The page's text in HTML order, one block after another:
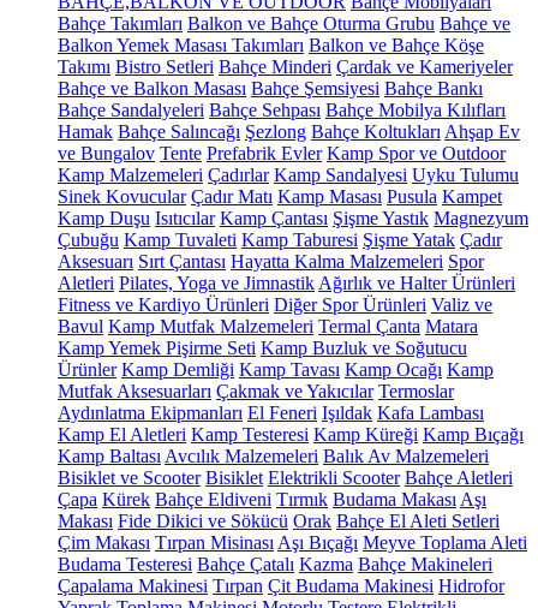
Bahçe Takımları Balkon ve Bahçe Oturma Grubu Bahçe ve
Balkon Yemek Masası Takımları Balkon ve Bahçe Köşe
Takımı Bistro Setleri Bahçe Minderi Çardak ve Kameriyeler
Bahçe ve Balkon Masası Bahçe Şemsiyesi Bahçe Bankı
Bahçe Sandalyeleri Bahçe Sehpası Bahçe Mobilya Kılıfları
Hamak Bahçe Salıncağı Şezlong Bahçe Koltukları Ahşap Ev
ve Bungalov Tente Prefabrik Evler Kamp Spor ve Outdoor
Kamp Malzemeleri Çadırlar Kamp Sandalyesi Uyku Tulumu
Sinek Kovucular Çadır Matı Kamp Masası Pusula Kampet
Kamp Duşu Isıtıcılar Kamp Çantası Şişme Yastık Magnezyum
Çubuğu Kamp Tuvaleti Kamp Taburesi Şişme Yatak Çadır
Aksesuarı Sırt Çantası Hayatta Kalma Malzemeleri Spor
Aletleri Pilates, Yoga ve Jimnastik Ağırlık ve Halter Ürünleri
Fitness ve Kardiyo Ürünleri Diğer Spor Ürünleri Valiz ve
Bavul Kamp Mutfak Malzemeleri Termal Çanta Matara
Kamp Yemek Pişirme Seti Kamp Buzluk ve Soğutucu
Ürünler Kamp Demliği Kamp Tavası Kamp Ocağı Kamp
Mutfak Aksesuarları Çakmak ve Yakıcılar Termoslar
Aydınlatma Ekipmanları El Feneri Işıldak Kafa Lambası
Kamp El Aletleri Kamp Testeresi Kamp Küreği Kamp Bıçağı
Kamp Baltası Avcılık Malzemeleri Balık Av Malzemeleri
Bisiklet ve Scooter Bisiklet Elektrikli Scooter Bahçe Aletleri
Çapa Kürek Bahçe Eldiveni Tırmık Budama Makası Aşı
Makası Fide Dikici ve Sökücü Orak Bahçe El Aleti Setleri
Çim Makası Tırpan Misinası Aşı Bıçağı Meyve Toplama Aleti
Budama Testeresi Bahçe Çatalı Kazma Bahçe Makineleri
Çapalama Makinesi Tırpan Çit Budama Makinesi Hidrofor